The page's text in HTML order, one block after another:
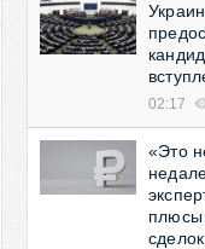
02:17
«Это